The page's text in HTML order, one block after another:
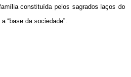
constituída pelos sagrados laços do
“base da sociedade”.